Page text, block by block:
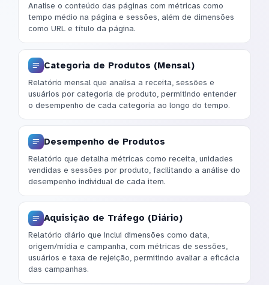
Analise o conteúdo das páginas com métricas como
tempo médio na página e sessões, além de dimensões
como URL e título da página.
Categoria de Produtos (Mensal)
Relatório mensal que analisa a receita, sessões e
usuários por categoria de produto, permitindo entender
o desempenho de cada categoria ao longo do tempo.
Desempenho de Produtos
Relatório que detalha métricas como receita, unidades
vendidas e sessões por produto, facilitando a análise do
desempenho individual de cada item.
Aquisição de Tráfego (Diário)
Relatório diário que inclui dimensões como data,
origem/mídia e campanha, com métricas de sessões,
usuários e taxa de rejeição, permitindo avaliar a eficácia
das campanhas.